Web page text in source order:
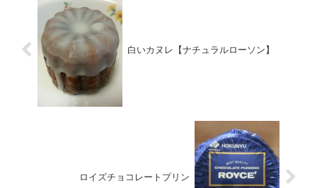
白いカヌレ【ナチュラルローソン】
ロイズチョコレートプリン